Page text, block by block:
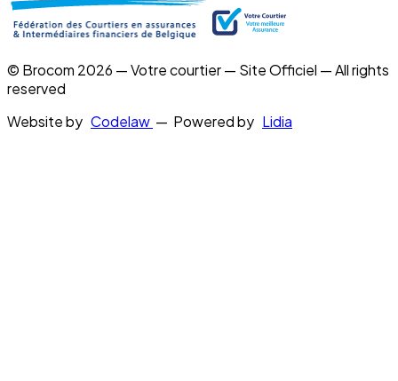
© Brocom 2026 — Votre courtier — Site Officiel — All rights
reserved
Website by Codelaw — Powered by Lidia